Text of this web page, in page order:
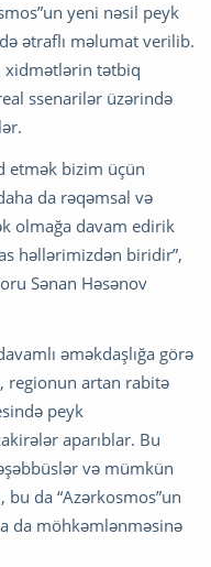
yeni nəsil peyk
ətraflı məlumat verilib.
xidmətlərin tətbiq
ssenarilər üzərində
etmək bizim üçün
da rəqəmsal və
olmağa davam edirik
həllərimizdən biridir”,
Sənan Həsənov
əməkdaşlığa görə
regionun artan rabitə
peyk
aparıblar. Bu
və mümkün
bu da “Azərkosmos”un
da möhkəmlənməsinə